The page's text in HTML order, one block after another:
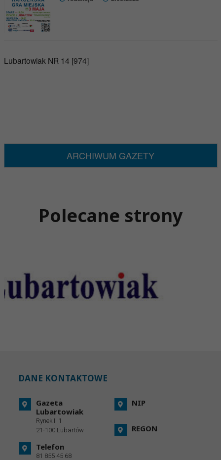
Lubartowiak NR 14 [974]
ARCHIWUM GAZETY
Polecane strony
DANE KONTAKTOWE
Gazeta
Lubartowiak
Rynek II 1
21-100 Lubartów
Telefon
81 855 45 68
NIP
REGON